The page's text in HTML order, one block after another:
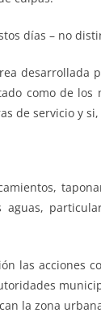
días – no
desarrollada
como de
de servicio y
las acciones
la zona